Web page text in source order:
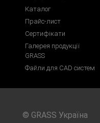
Каталог
Прайс-лист
Сертифікати
Галерея продукції
GRASS
Файли для CAD систем
© GRASS Україна